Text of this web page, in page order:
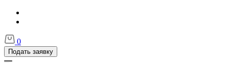
0
Подать заявку